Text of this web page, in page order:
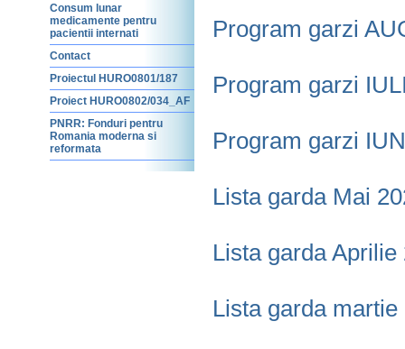
Program garzi
Program garzi
Program garzi
Lista garda Mai
Lista garda
Lista garda
Consum lunar
medicamente pentru
pacientii internati
Contact
Proiectul HURO0801/187
Proiect HURO0802/034_AF
PNRR: Fonduri pentru
Romania moderna si
reformata